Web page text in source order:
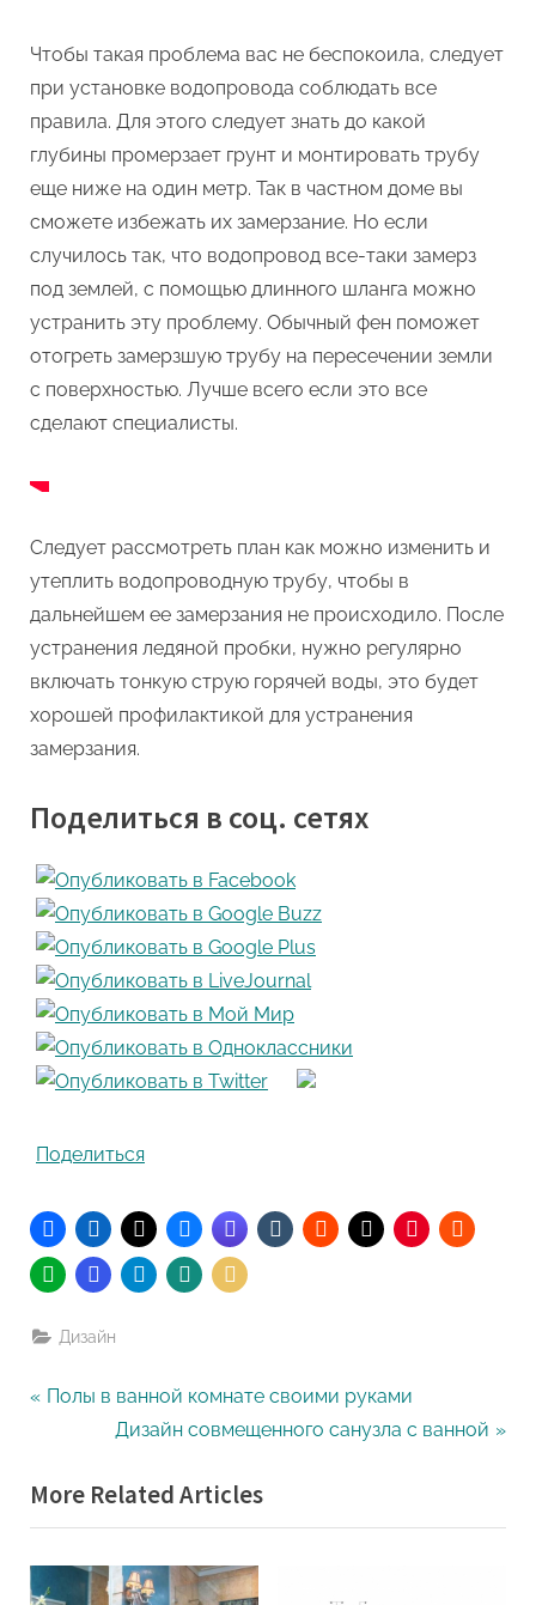
Чтобы такая проблема вас не беспокоила, следует
при установке водопровода соблюдать все
правила. Для этого следует знать до какой
глубины промерзает грунт и монтировать трубу
еще ниже на один метр. Так в частном доме вы
сможете избежать их замерзание. Но если
случилось так, что водопровод все-таки замерз
под землей, с помощью длинного шланга можно
устранить эту проблему. Обычный фен поможет
отогреть замерзшую трубу на пересечении земли
с поверхностью. Лучше всего если это все
сделают специалисты.
Следует рассмотреть план как можно изменить и
утеплить водопроводную трубу, чтобы в
дальнейшем ее замерзания не происходило. После
устранения ледяной пробки, нужно регулярно
включать тонкую струю горячей воды, это будет
хорошей профилактикой для устранения
замерзания.
Поделиться в соц. сетях
Поделиться
Дизайн
Навигация
записям
P
v
i
o
u
Полы в ванной комнате своими руками
N
x
t
P
o
Дизайн совмещенного санузла с ванной
More Related Articles